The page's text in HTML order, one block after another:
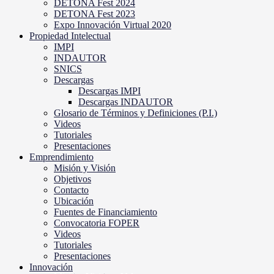
DETONA Fest 2024
DETONA Fest 2023
Expo Innovación Virtual 2020
Propiedad Intelectual
IMPI
INDAUTOR
SNICS
Descargas
Descargas IMPI
Descargas INDAUTOR
Glosario de Términos y Definiciones (P.I.)
Videos
Tutoriales
Presentaciones
Emprendimiento
Misión y Visión
Objetivos
Contacto
Ubicación
Fuentes de Financiamiento
Convocatoria FOPER
Videos
Tutoriales
Presentaciones
Innovación